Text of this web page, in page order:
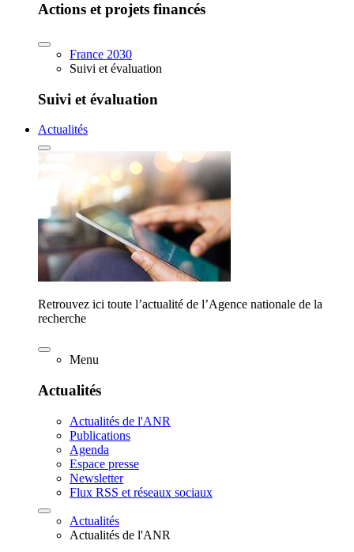
Actions et projets financés
France 2030
Suivi et évaluation
Suivi et évaluation
Actualités
Retrouvez ici toute l’actualité de l’Agence nationale de la
recherche
Menu
Actualités
Actualités de l'ANR
Publications
Agenda
Espace presse
Newsletter
Flux RSS et réseaux sociaux
Actualités
Actualités de l'ANR